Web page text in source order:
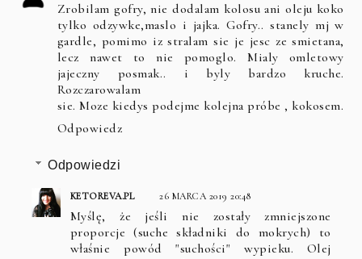
Zrobilam gofry, nie dodalam kolosu ani oleju koko
tylko odzywke,maslo i jajka. Gofry.. stanely mj w
gardle, pomimo iz stralam sie je jesc ze smietana,
lecz nawet to nie pomoglo. Mialy omletowy
jajeczny posmak.. i byly bardzo kruche.
Rozczarowalam
sie. Moze kiedys podejme kolejna próbe , kokosem.
Odpowiedz
Odpowiedzi
KETOREVA.PL 26 MARCA 2019 20:48
Myślę, że jeśli nie zostały zmniejszone
proporcje (suche składniki do mokrych) to
właśnie powód "suchości" wypieku. Olej